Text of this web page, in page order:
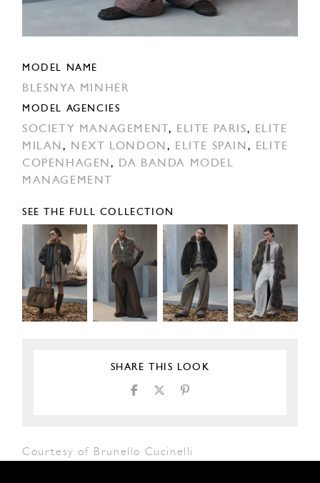
MODEL NAME
BLESNYA MINHER
MODEL AGENCIES
SOCIETY MANAGEMENT , ELITE PARIS,
ELITE
MILAN , NEXT LONDON , ELITE SPAIN ,
ELITE
COPENHAGEN ,
DA BANDA MODEL
MANAGEMENT
SEE THE FULL COLLECTION
SHARE THIS LOOK
Courtesy of Brunello Cucinelli